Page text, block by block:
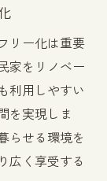
リー化は重要
家をリノベー
利用しやすい
を実現しま
らせる環境を
広く享受する